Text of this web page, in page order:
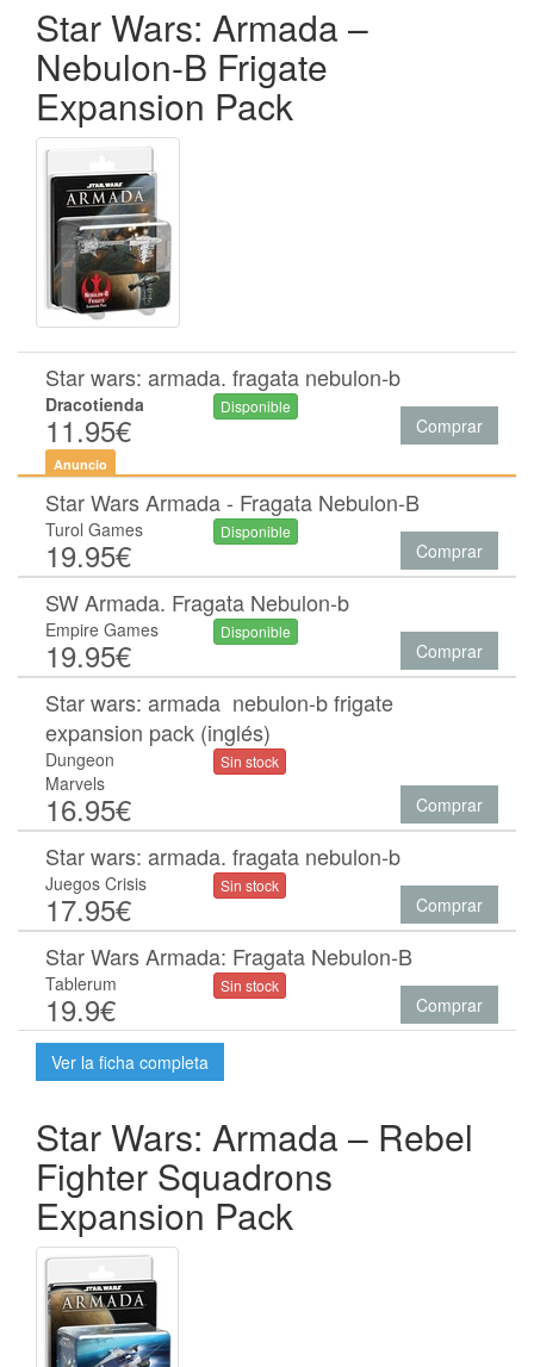
Star Wars: Armada –
Nebulon-B Frigate
Expansion Pack
Star wars: armada. fragata nebulon-b
Dracotienda
11.95€
Disponible
Comprar
Anuncio
Star Wars Armada - Fragata Nebulon-B
Turol Games
19.95€
Disponible
Comprar
SW Armada. Fragata Nebulon-b
Empire Games
19.95€
Disponible
Comprar
Star wars: armada  nebulon-b frigate
expansion pack (inglés)
Dungeon
Marvels
16.95€
Sin stock
Comprar
Star wars: armada. fragata nebulon-b
Juegos Crisis
17.95€
Sin stock
Comprar
Star Wars Armada: Fragata Nebulon-B
Tablerum
19.9€
Sin stock
Comprar
Ver la ficha completa
Star Wars: Armada – Rebel
Fighter Squadrons
Expansion Pack